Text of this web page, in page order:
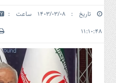
سرمایه
و
بورس
مسکن
و
شهری
تاریخ : ۱۴۰۳/۰۳/۰۸ ساعت :
۱۱:۱۰:۴۸